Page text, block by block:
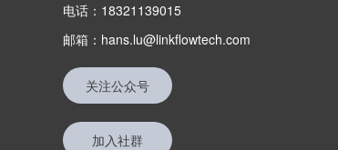
电话：18321139015
邮箱：hans.lu@linkflowtech.com
关注公众号
加入社群